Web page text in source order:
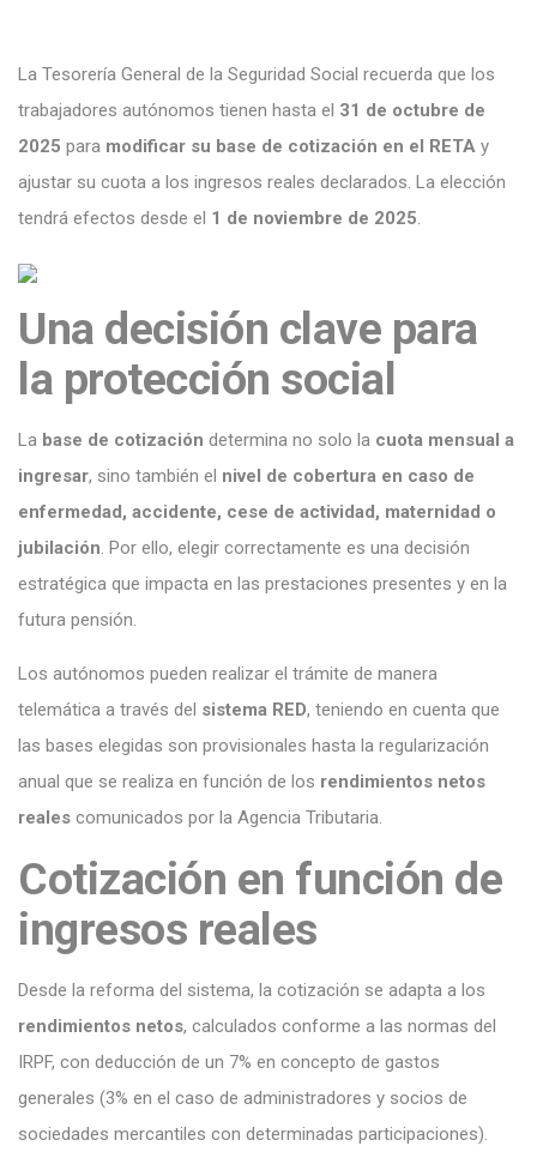
La Tesorería General de la Seguridad Social recuerda que los
trabajadores autónomos tienen hasta el 31 de octubre de
2025 para modificar su base de cotización en el RETA y
ajustar su cuota a los ingresos reales declarados. La elección
tendrá efectos desde el 1 de noviembre de 2025.
Una decisión clave para
la protección social
La base de cotización determina no solo la cuota mensual a
ingresar, sino también el nivel de cobertura en caso de
enfermedad, accidente, cese de actividad, maternidad o
jubilación. Por ello, elegir correctamente es una decisión
estratégica que impacta en las prestaciones presentes y en la
futura pensión.
Los autónomos pueden realizar el trámite de manera
telemática a través del sistema RED, teniendo en cuenta que
las bases elegidas son provisionales hasta la regularización
anual que se realiza en función de los rendimientos netos
reales comunicados por la Agencia Tributaria.
Cotización en función de
ingresos reales
Desde la reforma del sistema, la cotización se adapta a los
rendimientos netos, calculados conforme a las normas del
IRPF, con deducción de un 7% en concepto de gastos
generales (3% en el caso de administradores y socios de
sociedades mercantiles con determinadas participaciones).